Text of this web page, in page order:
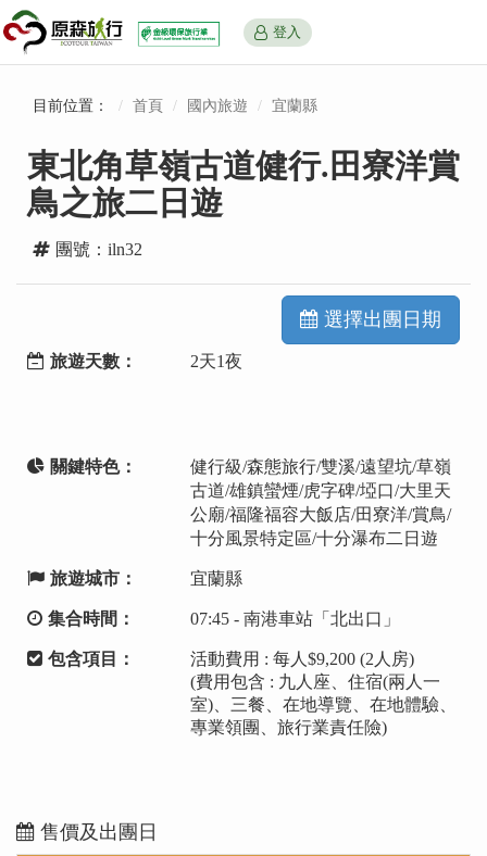
登入
目前位置： 首頁 國內旅遊 宜蘭縣
東北角草嶺古道健行.田寮洋賞
鳥之旅二日遊
團號：iln32
旅遊天數： 2天1夜
選擇出團日期
關鍵特色：
健行級/森態旅行/雙溪/遠望坑/草嶺
古道/雄鎮蠻煙/虎字碑/埡口/大里天
公廟/福隆福容大飯店/田寮洋/賞鳥/
十分風景特定區/十分瀑布二日遊
旅遊城市： 宜蘭縣
集合時間： 07:45 - 南港車站「北出口」
包含項目：
活動費用 : 每人$9,200 (2人房)
(費用包含 : 九人座、住宿(兩人一
室)、三餐、在地導覽、在地體驗、
專業領團、旅行業責任險)
售價及出團日